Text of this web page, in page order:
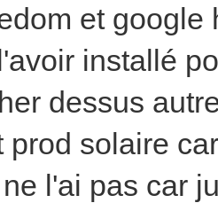
et
installé
dessus
prod solaire
l'ai pas car